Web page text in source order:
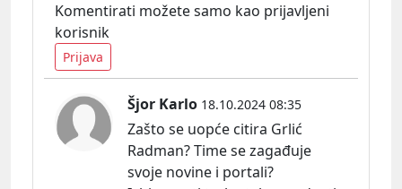
Komentirati možete samo kao prijavljeni
korisnik
Prijava
Šjor Karlo 18.10.2024 08:35
Zašto se uopće citira Grlić
Radman? Time se zagađuje
svoje novine i portali?